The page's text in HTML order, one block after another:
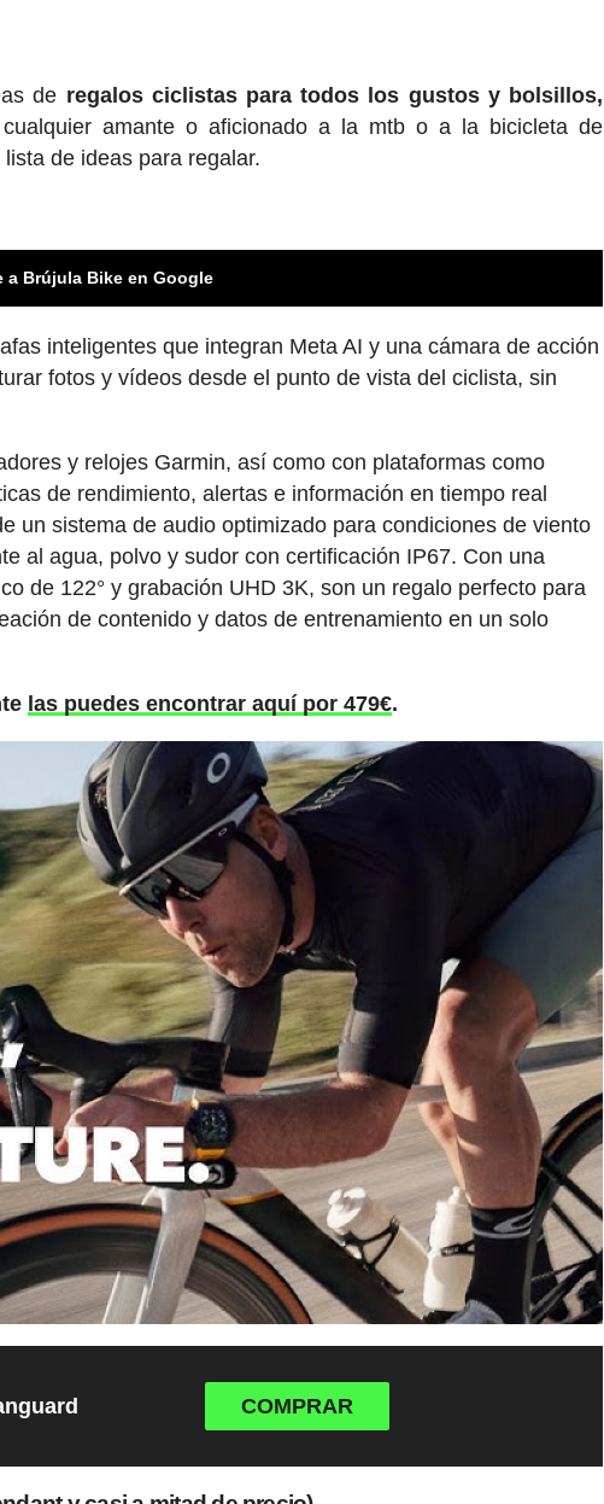
de regalos ciclistas para todos los gustos y bolsillos,
amante o aficionado a la mtb o a la bicicleta de
de ideas para regalar.
a Brújula Bike en Google
inteligentes que integran Meta AI y una cámara de acción
fotos y vídeos desde el punto de vista del ciclista, sin
y relojes Garmin, así como con plataformas como
de rendimiento, alertas e información en tiempo real
un sistema de audio optimizado para condiciones de viento
al agua, polvo y sudor con certificación IP67. Con una
de 122° y grabación UHD 3K, son un regalo perfecto para
de contenido y datos de entrenamiento en un solo
las puedes encontrar aquí por 479€.
COMPRAR